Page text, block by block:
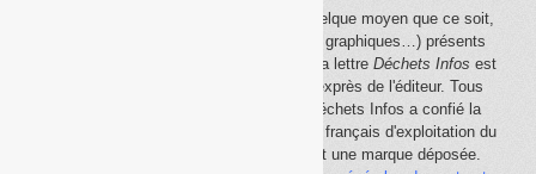
La reproduction en tout ou partie, par quelque moyen que ce soit,
des éléments (textes, photos, dessins, graphiques…) présents
et sur la lettre Déchets Infos est
rigoureusement interdite, sauf accord exprès de l'éditeur. Tous
droits réservés Déchets Infos SAS. Déchets Infos a confié la
gestion de ses droits de copie au Centre français d'exploitation du
). Déchets Infos est une marque déposée.